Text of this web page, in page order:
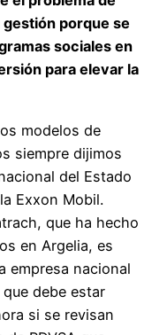
porque se
sociales en
para elevar la
modelos de
siempre dijimos
del Estado
Exxon Mobil.
que ha hecho
en Argelia, es
empresa nacional
debe estar
si se revisan